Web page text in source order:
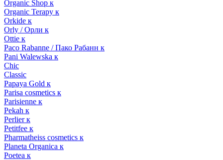
Organic Shop к
Organic Terapy к
Orkide к
Orly / Орли к
Ottie к
Paco Rabanne / Пако Рабанн к
Pani Walewska к
Chic
Classic
Papaya Gold к
Parisa cosmetics к
Parisienne к
Pekah к
Perlier к
Petitfee к
Pharmatheiss cosmetics к
Planeta Organica к
Poetea к